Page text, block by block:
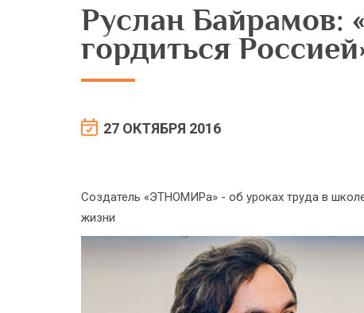
Руслан Байрамов:
гордиться
27 ОКТЯБРЯ 2016
Создатель «ЭТНОМИРа» - об уроках труда в
жизни